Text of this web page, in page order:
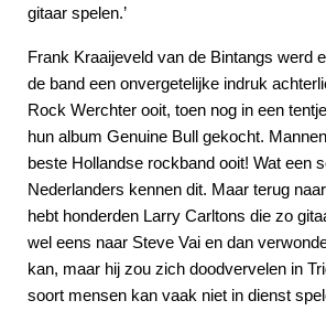
gitaar spelen.’
Frank Kraaijeveld van de Bintangs werd
de band een onvergetelijke indruk
Rock Werchter ooit, toen nog in een
hun album Genuine Bull gekocht.
beste Hollandse rockband ooit! Wat een
Nederlanders kennen dit. Maar terug
hebt honderden Larry Carltons die zo
wel eens naar Steve Vai en dan
kan, maar hij zou zich doodvervelen in
soort mensen kan vaak niet in dienst